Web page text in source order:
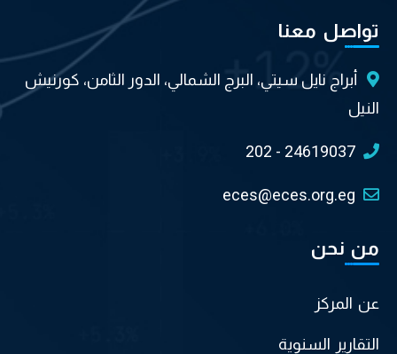
تواصل معنا
أبراج نايل سيتي، البرج الشمالي، الدور الثامن، كورنيش
النيل
202 - 24619037
eces@eces.org.eg
من نحن
عن المركز
التقارير السنوية